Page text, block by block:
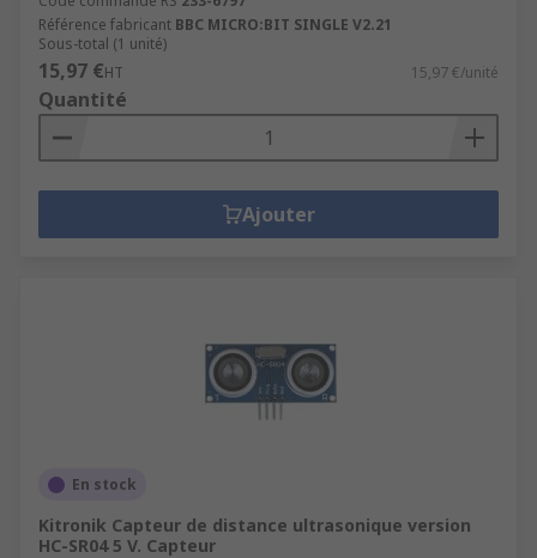
Référence fabricant BBC MICRO:BIT SINGLE V2.21
Sous-total (1 unité)
15,97 €HT 15,97 €/unité
Quantité
Ajouter
En stock
Kitronik Capteur de distance ultrasonique version
HC-SR04 5 V. Capteur